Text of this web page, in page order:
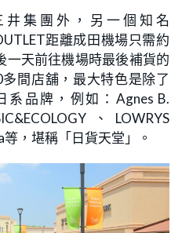
井集團外，另一個知名
距離成田機場只需約
一天前往機場時最後補貨的
間店舖，最大特色是除了
品牌，例如：Agnes B.
、LOWRYS
，堪稱「日貨天堂」。